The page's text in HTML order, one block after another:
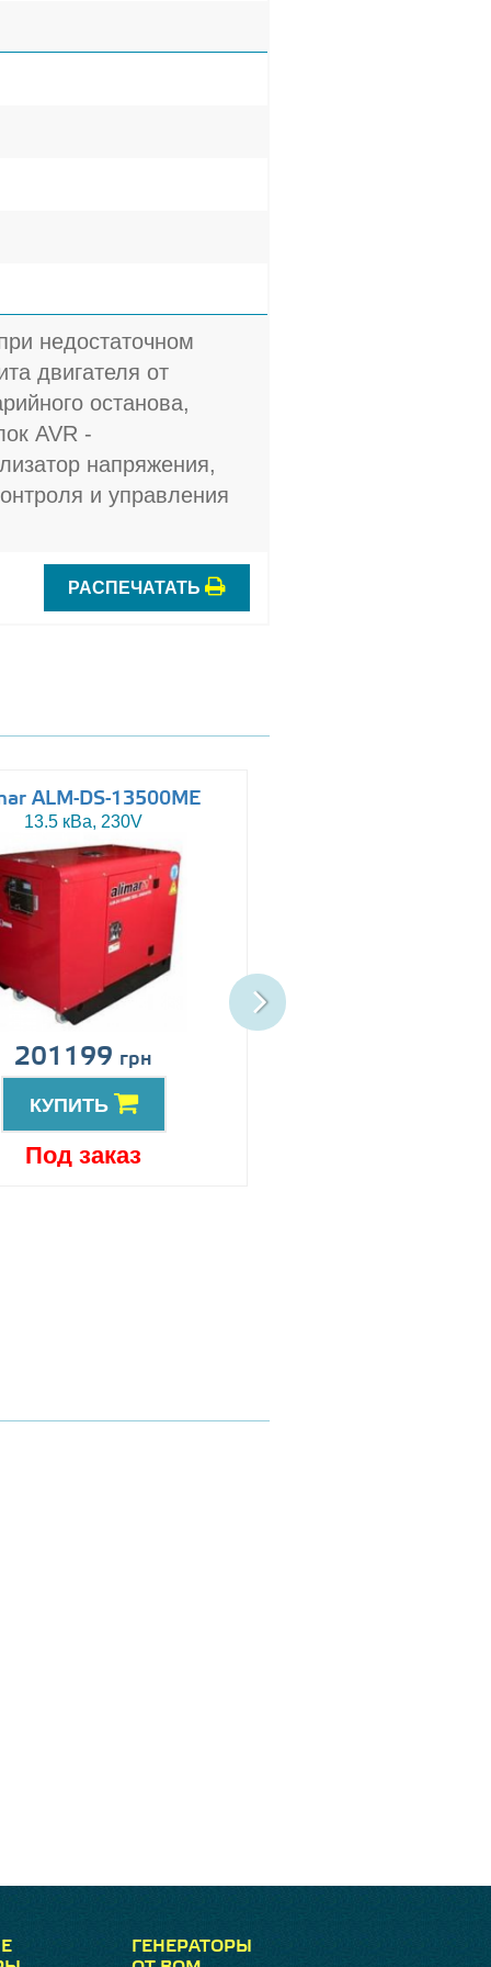
недостаточном
двигателя от
останова,
AVR -
напряжения,
и управления
РАСПЕЧАТАТЬ
ALM-DS-13500ME
13.5 кВа, 230V
201199 грн
КУПИТЬ
Под заказ
ГЕНЕРАТОРЫ